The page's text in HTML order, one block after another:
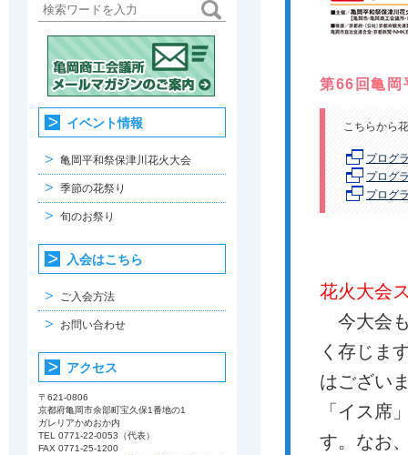
第66回亀岡
こちらから
プログ
プログ
プログ
花火大会
今大会
く存じま
はござい
「イス席
す。なお
イベント情報
亀岡平和祭保津川花火大会
季節の花祭り
旬のお祭り
入会はこちら
ご入会方法
お問い合わせ
アクセス
〒621-0806
京都府亀岡市余部町宝久保1番地の1
ガレリアかめおか内
TEL 0771-22-0053（代表）
FAX 0771-25-1200